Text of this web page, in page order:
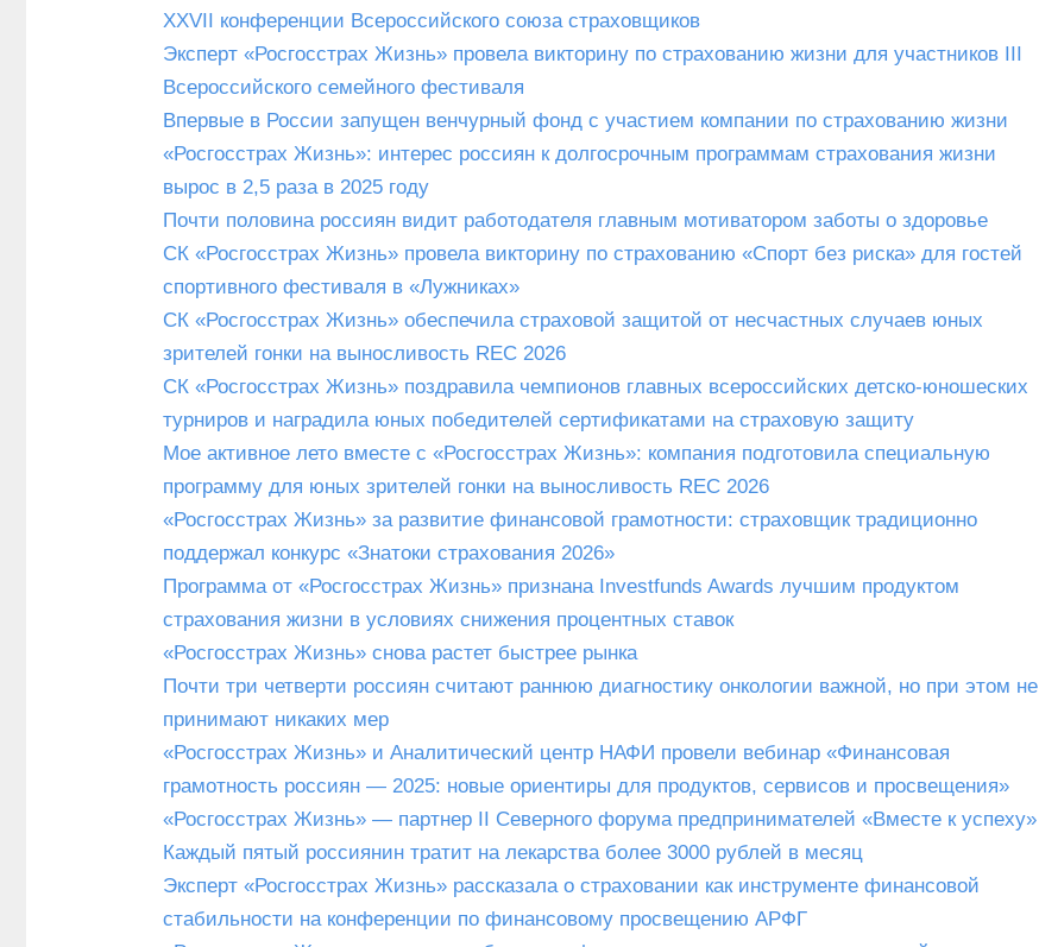
XXVII конференции Всероссийского союза страховщиков
Эксперт «Росгосстрах Жизнь» провела викторину по страхованию жизни для участников III
Всероссийского семейного фестиваля
Впервые в России запущен венчурный фонд с участием компании по страхованию жизни
«Росгосстрах Жизнь»: интерес россиян к долгосрочным программам страхования жизни
вырос в 2,5 раза в 2025 году
Почти половина россиян видит работодателя главным мотиватором заботы о здоровье
СК «Росгосстрах Жизнь» провела викторину по страхованию «Спорт без риска» для гостей
спортивного фестиваля в «Лужниках»
СК «Росгосстрах Жизнь» обеспечила страховой защитой от несчастных случаев юных
зрителей гонки на выносливость REC 2026
СК «Росгосстрах Жизнь» поздравила чемпионов главных всероссийских детско-юношеских
турниров и наградила юных победителей сертификатами на страховую защиту
Мое активное лето вместе с «Росгосстрах Жизнь»: компания подготовила специальную
программу для юных зрителей гонки на выносливость REC 2026
«Росгосстрах Жизнь» за развитие финансовой грамотности: страховщик традиционно
поддержал конкурс «Знатоки страхования 2026»
Программа от «Росгосстрах Жизнь» признана Investfunds Awards лучшим продуктом
страхования жизни в условиях снижения процентных ставок
«Росгосстрах Жизнь» снова растет быстрее рынка
Почти три четверти россиян считают раннюю диагностику онкологии важной, но при этом не
принимают никаких мер
«Росгосстрах Жизнь» и Аналитический центр НАФИ провели вебинар «Финансовая
грамотность россиян — 2025: новые ориентиры для продуктов, сервисов и просвещения»
«Росгосстрах Жизнь» — партнер II Северного форума предпринимателей «Вместе к успеху»
Каждый пятый россиянин тратит на лекарства более 3000 рублей в месяц
Эксперт «Росгосстрах Жизнь» рассказала о страховании как инструменте финансовой
стабильности на конференции по финансовому просвещению АРФГ